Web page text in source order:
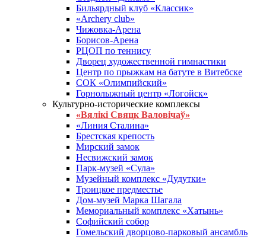
Бильярдный клуб «Классик»
«Archery club»
Чижовка-Арена
Борисов-Арена
РЦОП по теннису
Дворец художественной гимнастики
Центр по прыжкам на батуте в Витебске
СОК «Олимпийский»
Горнолыжный центр «Логойск»
Культурно-исторические комплексы
«Вялікі Свяцк Валовічаў»
«Линия Сталина»
Брестская крепость
Мирский замок
Несвижский замок
Парк-музей «Сула»
Музейный комплекс «Дудутки»
Троицкое предместье
Дом-музей Марка Шагала
Мемориальный комплекс «Хатынь»
Софийский собор
Гомельский дворцово-парковый ансамбль